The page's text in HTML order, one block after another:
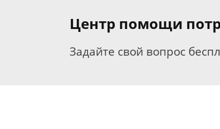
Центр помощи
Задайте свой вопрос